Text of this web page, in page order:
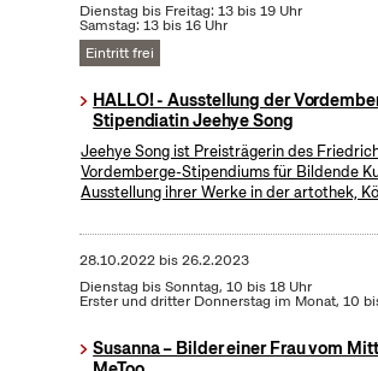
Dienstag bis Freitag: 13 bis 19 Uhr
Samstag: 13 bis 16 Uhr
Eintritt frei
HALLO! - Ausstellung der
Stipendiatin Jeehye Song
Jeehye Song ist Preisträgerin des
Vordemberge-Stipendiums für Bildende
Ausstellung ihrer Werke in der artothek,
28.10.2022bis26.2.2023
Dienstag bis Sonntag, 10 bis 18 Uhr
Erster und dritter Donnerstag im Monat, 10
Susanna – Bilder einer Frau vom